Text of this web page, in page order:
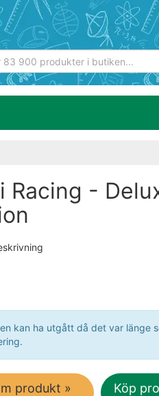
Racing -
kan ha utgått då det var länge
produkt » Köp